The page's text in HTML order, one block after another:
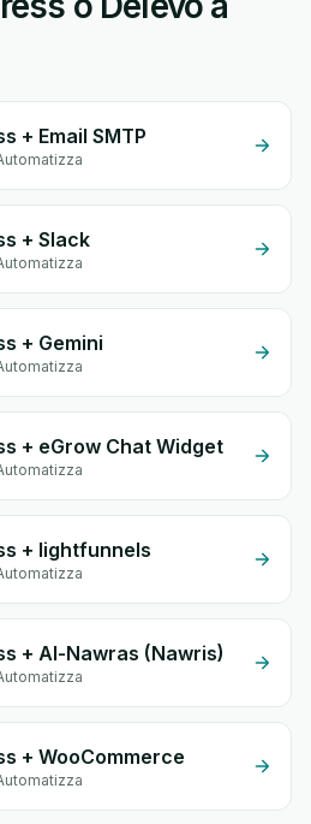
+ Email SMTP
+ Slack
+ Gemini
+ eGrow Chat Widget
+ lightfunnels
+ Al-Nawras (Nawris)
+ WooCommerce